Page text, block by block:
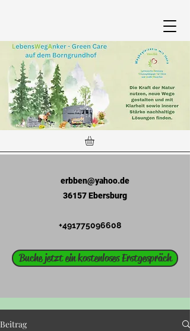
erbben@yahoo.de
36157 Ebersburg
+491775096608
Buche jetzt ein kostenloses Erstgespräch
Beitrag